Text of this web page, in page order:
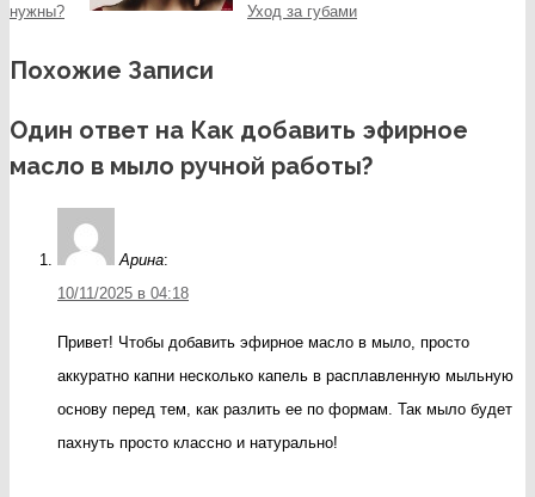
нужны? Уход за губами
Похожие Записи
Один ответ на Как добавить эфирное
масло в мыло ручной работы?
Арина:
10/11/2025 в 04:18
Привет! Чтобы добавить эфирное масло в мыло, просто
аккуратно капни несколько капель в расплавленную мыльную
основу перед тем, как разлить ее по формам. Так мыло будет
пахнуть просто классно и натурально!